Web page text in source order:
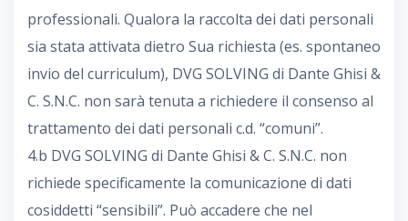
professionali. Qualora la raccolta dei dati personali
sia stata attivata dietro Sua richiesta (es. spontaneo
invio del curriculum), DVG SOLVING di Dante Ghisi &
C. S.N.C. non sarà tenuta a richiedere il consenso al
trattamento dei dati personali c.d. “comuni”.
4.b DVG SOLVING di Dante Ghisi & C. S.N.C. non
richiede specificamente la comunicazione di dati
cosiddetti “sensibili”. Può accadere che nel